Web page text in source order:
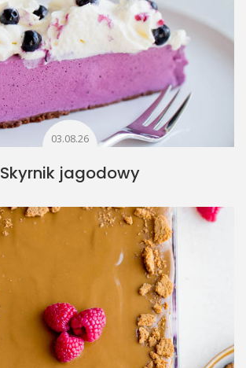
03.08.26
Skyrnik jagodowy